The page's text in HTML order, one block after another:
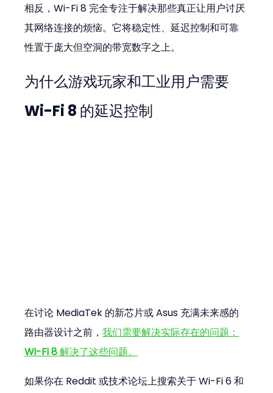
相反，Wi-Fi 8 完全专注于解决那些真正让用户讨厌
其网络连接的烦恼。它将稳定性、延迟控制和可靠
性置于庞大但空洞的带宽数字之上。
为什么游戏玩家和工业用户需要
Wi-Fi 8 的延迟控制
在讨论 MediaTek 的新芯片或 Asus 充满未来感的
路由器设计之前，我们需要解决实际存在的问题：
Wi-Fi 8 解决了这些问题。
如果你在 Reddit 或技术论坛上搜索关于 Wi-Fi 6 和